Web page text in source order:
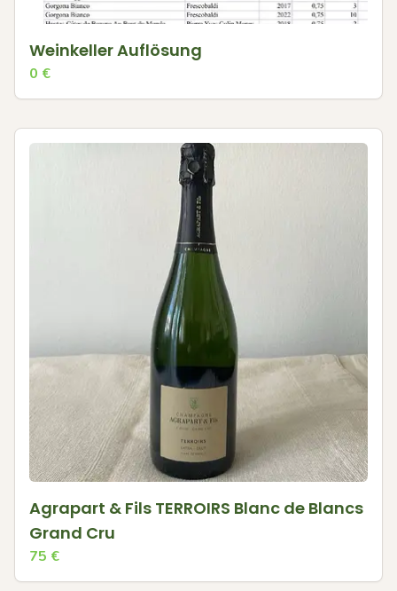
Weinkeller Auflösung
0 €
Agrapart & Fils TERROIRS Blanc de Blancs
Grand Cru
75 €